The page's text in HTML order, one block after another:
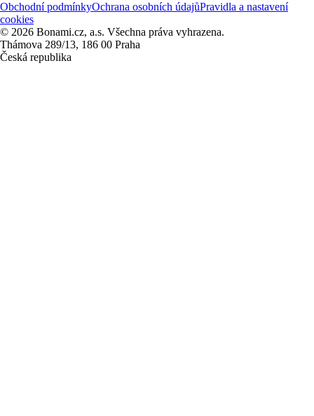
Obchodní podmínkyOchrana osobních údajůPravidla a nastavení
cookies
© 2026 Bonami.cz, a.s. Všechna práva vyhrazena.
Thámova 289/13, 186 00 Praha
Česká republika